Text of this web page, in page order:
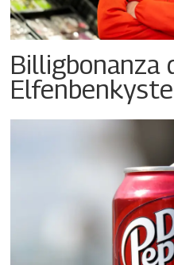
Billigbonanza